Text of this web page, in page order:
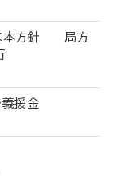
基本方針 局方
義援金